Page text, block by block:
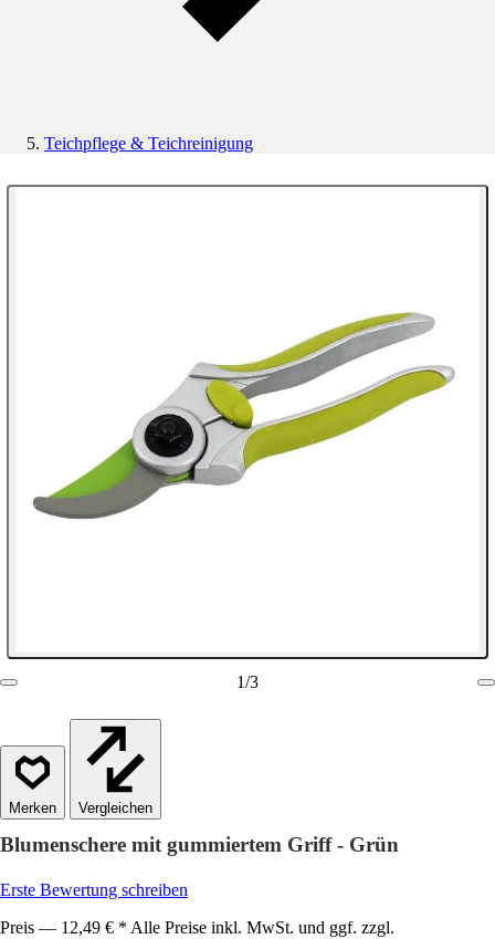
Teichpflege & Teichreinigung
1/3
Vergleichen
Blumenschere mit gummiertem Griff - Grün
Erste Bewertung schreiben
Preis — 12,49 € * Alle Preise inkl. MwSt. und ggf. zzgl.